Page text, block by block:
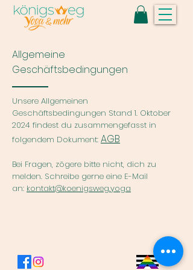
Allgemeine
Geschäftsbedingungen
Unsere Allgemeinen
Geschäftsbedingungen Stand 1. Oktober
2024 findest du zusammengefasst in
folgendem Dokument: AGB
Bei Fragen, zögere bitte nicht, dich zu
melden. Schreibe gerne eine E-Mail
an: kontakt@koenigsweg.yoga